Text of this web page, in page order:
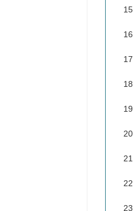
15
16
17
18
19
20
21
22
23